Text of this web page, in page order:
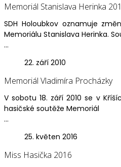
Memoriál Stanislava Herinka
SDH Holoubkov oznamuje
Memoriálu Stanislava Herinka.
...
22. září 2010
Memoriál Vladimíra Procházky
V sobotu 18. září 2010 se v
hasičské soutěže Memoriál
...
25. květen 2016
Miss Hasička 2016